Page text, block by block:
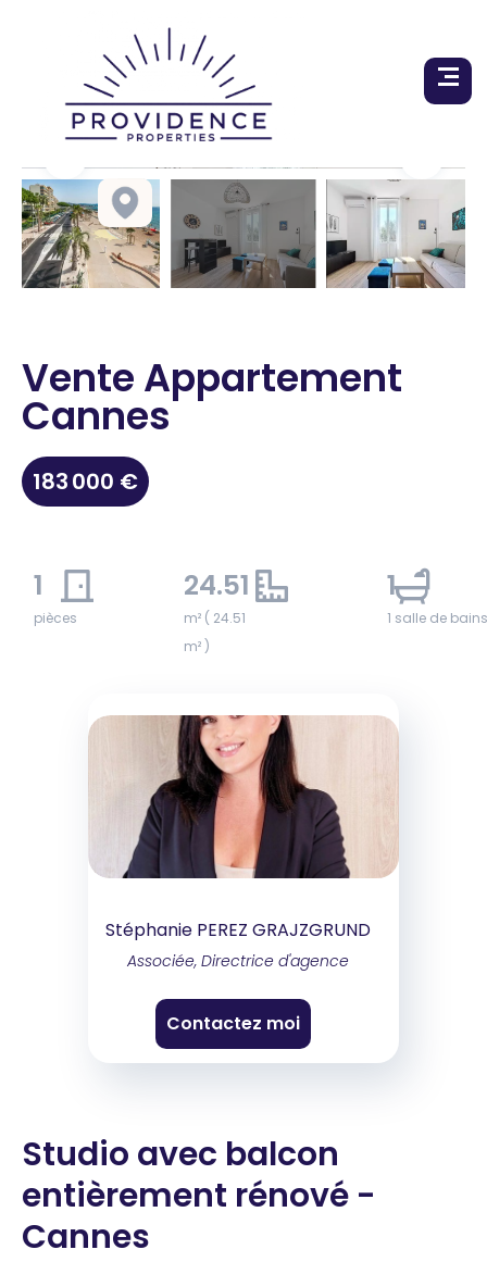
Vente Appartement
Cannes
183 000 €
1
pièces
24.51
m² ( 24.51
m² )
1
1 salle de bains
Stéphanie PEREZ GRAJZGRUND
Associée, Directrice d'agence
Contactez moi
Studio avec balcon
entièrement rénové -
Cannes